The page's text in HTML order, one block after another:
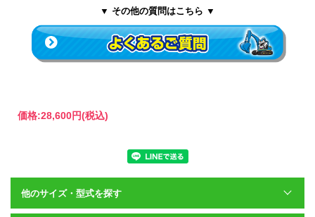
安心の全ゴムクローラーは保証付き
▼ その他の質問はこちら ▼
価格:28,600円(税込)
他のサイズ・型式を探す